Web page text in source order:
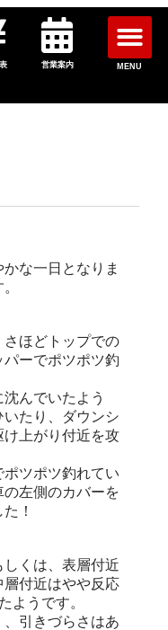
営業案内 MENU
な一日となりま
ほどトップでの
ーでポツポツ釣
んでいたよう
たり、ダウンシ
け上がり付近を攻
ツポツ釣れてい
左側のカバーを
！
くは、表層付近
付近はやや反応
ようです。
引きづらさはあ